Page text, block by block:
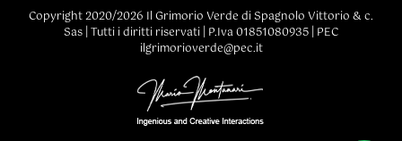
Copyright 2020/2026 Il Grimorio Verde di Spagnolo Vittorio & c.
Sas | Tutti i diritti riservati | P.Iva 01851080935 | PEC
ilgrimorioverde@pec.it